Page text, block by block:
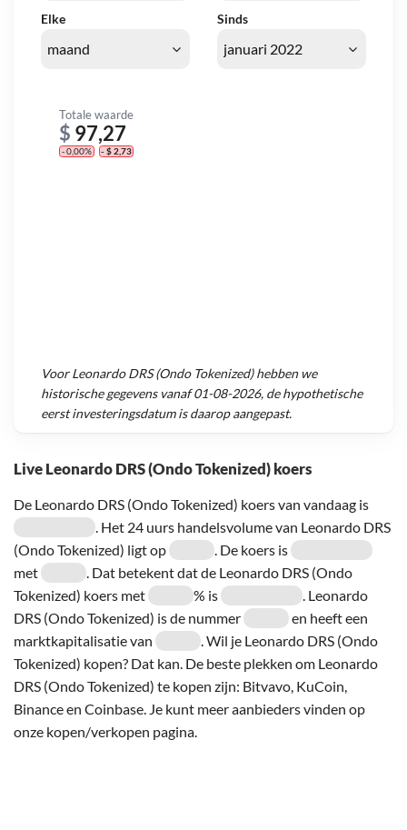
Live Leonardo DRS (Ondo Tokenized) koers
De Leonardo DRS (Ondo Tokenized) koers van vandaag is
. Het 24 uurs handelsvolume van Leonardo DRS
(Ondo Tokenized) ligt op
. De koers is
met
. Dat betekent dat de Leonardo DRS (Ondo
Tokenized) koers met
% is
. Leonardo
DRS (Ondo Tokenized) is de nummer
en heeft een
marktkapitalisatie van
. Wil je Leonardo DRS (Ondo
Tokenized) kopen? Dat kan. De beste plekken om Leonardo
DRS (Ondo Tokenized) te kopen zijn: Bitvavo, KuCoin,
Binance en Coinbase. Je kunt meer aanbieders vinden op
onze kopen/verkopen pagina.
Elke Sinds
Totale waarde
$ 97,27
- 0,00% - $ 2,73
VoorLeonardo DRS (Ondo Tokenized)hebben we
historische gegevens vanaf01-08-2026, de hypothetische
eerst investeringsdatum is daarop aangepast.